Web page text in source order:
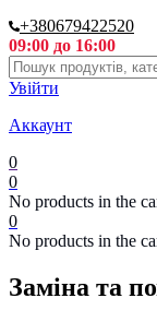
+380679422520
09:00 до 16:00
Увійти
Аккаунт
0
0
No products in the
0
No products in the
Заміна та